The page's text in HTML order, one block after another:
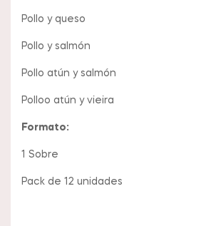
Pollo y queso
Pollo y salmón
Pollo atún y salmón
Polloo atún y vieira
Formato:
1 Sobre
Pack de 12 unidades